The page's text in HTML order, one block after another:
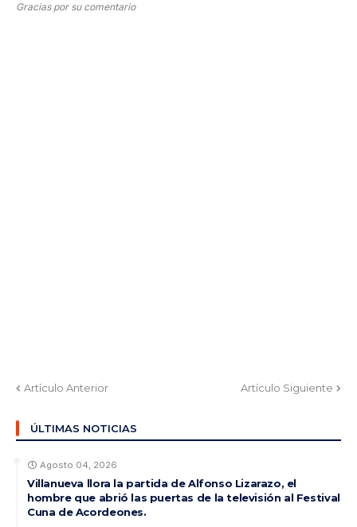
Gracias por su comentario
Artículo Anterior Artículo Siguiente
ÚLTIMAS NOTICIAS
Agosto 04, 2026
Villanueva llora la partida de Alfonso Lizarazo, el
hombre que abrió las puertas de la televisión al Festival
Cuna de Acordeones.